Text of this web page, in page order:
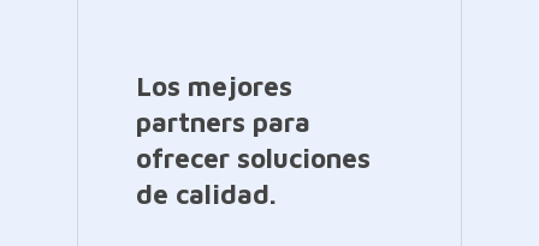
Los mejores
partners para
ofrecer soluciones
de calidad.